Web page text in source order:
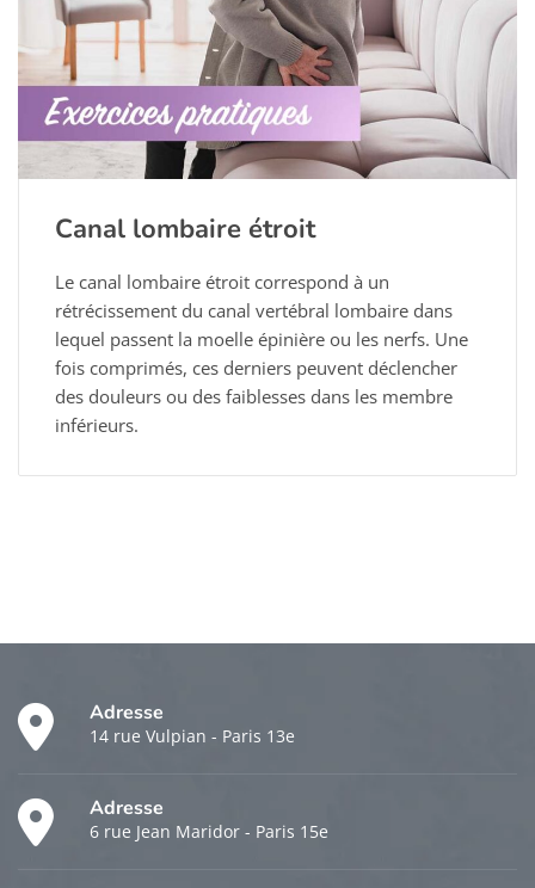
Canal lombaire étroit
Le canal lombaire étroit correspond à un
rétrécissement du canal vertébral lombaire dans
lequel passent la moelle épinière ou les nerfs. Une
fois comprimés, ces derniers peuvent déclencher
des douleurs ou des faiblesses dans les membre
inférieurs.
Adresse
14 rue Vulpian - Paris 13e
Adresse
6 rue Jean Maridor - Paris 15e